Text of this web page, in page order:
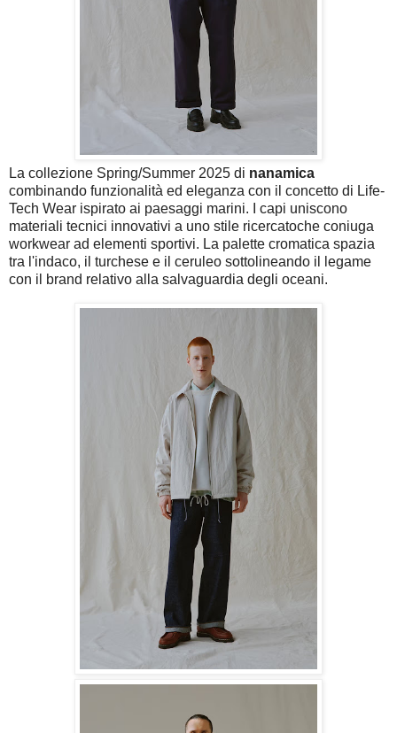
La collezione Spring/Summer 2025 di nanamica
combinando funzionalità ed eleganza con il concetto di Life-
Tech Wear ispirato ai paesaggi marini. I capi uniscono
materiali tecnici innovativi a uno stile ricercatoche coniuga
workwear ad elementi sportivi. La palette cromatica spazia
tra l'indaco, il turchese e il ceruleo sottolineando il legame
con il brand relativo alla salvaguardia degli oceani.